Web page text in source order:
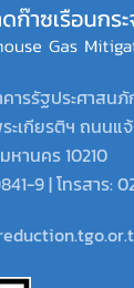
ารรัฐประศาสน
ะเกียรติฯ ถนน
านคร 10210
9 | โทรสาร: